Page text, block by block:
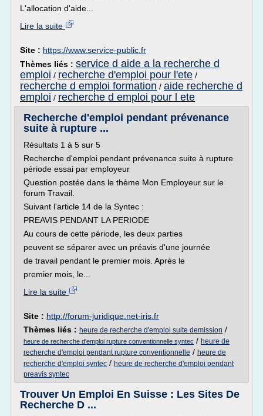
L'allocation d'aide...
Lire la suite
Site : https://www.service-public.fr
Thèmes liés : service d aide a la recherche d
emploi / recherche d'emploi pour l'ete /
recherche d emploi formation / aide recherche d
emploi / recherche d emploi pour l ete
Recherche d'emploi pendant prévenance
suite à rupture ...
Résultats 1 à 5 sur 5
Recherche d'emploi pendant prévenance suite à rupture
période essai par employeur
Question postée dans le thème Mon Employeur sur le
forum Travail.
Suivant l'article 14 de la Syntec :
PREAVIS PENDANT LA PERIODE
Au cours de cette période, les deux parties
peuvent se séparer avec un préavis d'une journée
de travail pendant le premier mois. Après le
premier mois, le...
Lire la suite
Site : http://forum-juridique.net-iris.fr
Thèmes liés : heure de recherche d'emploi suite demission /
heure de recherche d'emploi rupture conventionnelle syntec / heure de
recherche d'emploi pendant rupture conventionnelle / heure de
recherche d'emploi syntec / heure de recherche d'emploi pendant
preavis syntec
Trouver Un Emploi En Suisse : Les Sites De
Recherche D ...